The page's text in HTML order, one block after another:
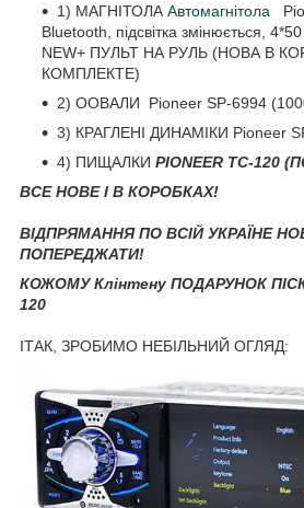
1) МАГНІТОЛА Автомагнітола
Bluetooth, підсвітка змінюється,
NEW+ ПУЛЬТ НА РУЛЬ (НОВА В
КОМПЛЕКТЕ)
2) ООВАЛИ Pioneer SP-6994 (1000
3) КРАГЛЕНІ ДИНАМІКИ Pioneer
4) ПИЩАЛКИ PIONEER TC-120
ВСЕ НОВЕ І В КОРОБКАХ!
ВІДПРЯМАННЯ ПО ВСІЙ УКРАЇНЕ
ПОПЕРЕДЖАТИ!
КОЖОМУ Клінтену ПОДАРУНОК
120
ІТАК, ЗРОБИМО НЕБІЛЬНИЙ ОГЛЯД: